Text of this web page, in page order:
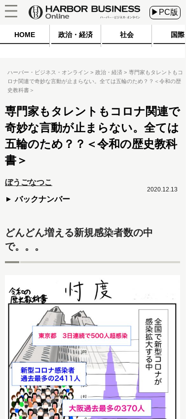
▶PC版
HOME 政治・経済 社会 国際
ハーバー・ビジネス・オンライン 政治・経済
専門家もタレントもコ
ロナ関連で奇妙な言動が止まらない。全ては五輪のため？？＜令和の歴
史教科書＞
専門家もタレントもコロナ関連で
奇妙な言動が止まらない。全ては
五輪のため？？＜令和の歴史教科
書＞
ぼうごなつこ
バックナンバー
2020.12.13
どんどん増える新規感染者数の中
で。。。